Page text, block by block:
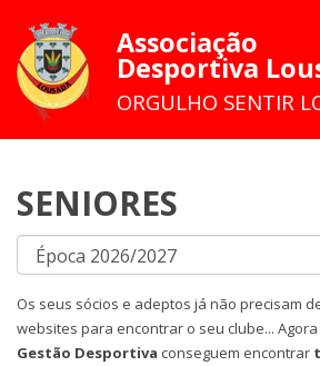
Associação
Desportiva
ORGULHO SENTIR
SENIORES
Os seus sócios e adeptos já não precisam
websites para encontrar o seu clube... Agora
Gestão Desportiva conseguem encontrar